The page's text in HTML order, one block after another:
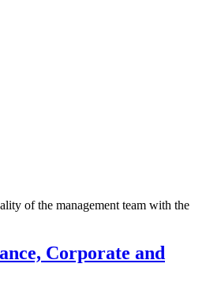
of the management team with the
Corporate and